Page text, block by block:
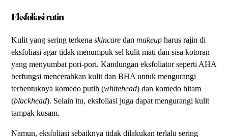
Eksfoliasi rutin
Kulit yang sering terkenaskincare danmakeup harus rajin di
eksfoliasi agar tidak menumpuk sel kulit mati dan sisa kotoran
yang menyumbat pori-pori. Kandungan eksfoliator seperti AHA
berfungsi mencerahkan kulit dan BHA untuk mengurangi
terbentuknya komedo putih (whitehead) dan komedo hitam
(blackhead). Selain itu, eksfoliasi juga dapat mengurangi kulit
tampak kusam.
Namun, eksfoliasi sebaiknya tidak dilakukan terlalu sering